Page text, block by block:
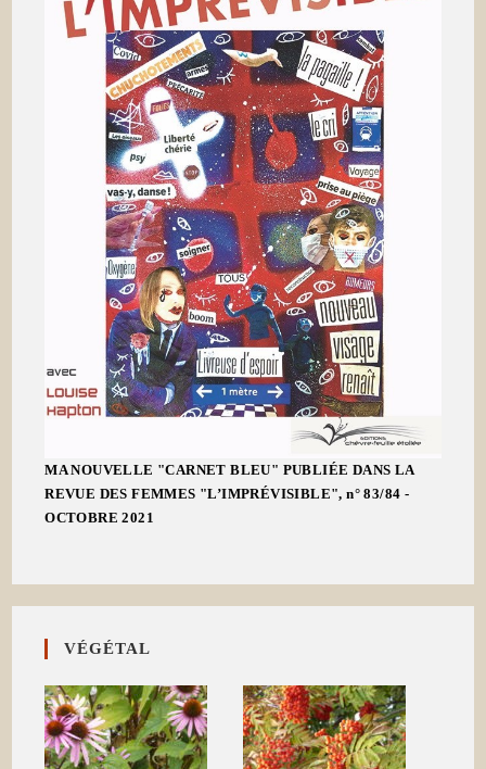
MA NOUVELLE "CARNET BLEU" PUBLIÉE DANS LA
REVUE DES FEMMES "L’IMPRÉVISIBLE", n° 83/84 -
OCTOBRE 2021
VÉGÉTAL